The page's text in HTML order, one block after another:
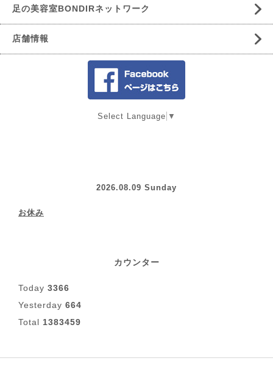
足の美容室BONDIRネットワーク
店舗情報
Select Language ▼
2026.08.09 Sunday
お休み
カウンター
Today 3366
Yesterday 664
Total 1383459